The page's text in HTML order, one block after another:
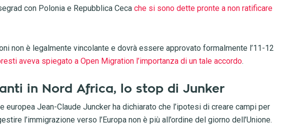
con Polonia e Repubblica Ceca che si sono dette pronte a non ratificare
non è legalmente vincolante e dovrà essere approvato formalmente l’11-12
aveva spiegato a Open Migration l’importanza di un tale accordo.
in Nord Africa, lo stop di Junker
Jean-Claude Juncker ha dichiarato che l’ipotesi di creare campi per
l’immigrazione verso l’Europa non è più all’ordine del giorno dell’Unione.